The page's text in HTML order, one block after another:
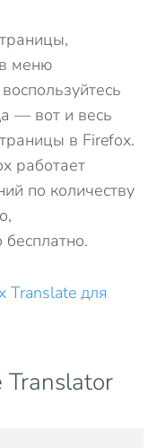
меню
— вот и весь
в Firefox.
работает
по количеству
Translate для